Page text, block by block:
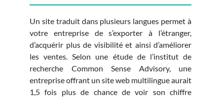
Un site traduit dans plusieurs langues permet à
votre entreprise de s’exporter à l’étranger,
d’acquérir plus de visibilité et ainsi d’améliorer
les ventes. Selon une étude de l’institut de
recherche Common Sense Advisory, une
entreprise offrant un site web multilingue aurait
1,5 fois plus de chance de voir son chiffre